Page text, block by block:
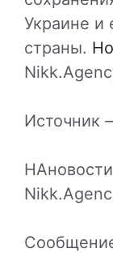
Украине и
страны.
Источник –